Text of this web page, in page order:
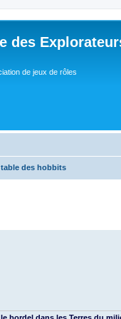
des
de jeux de rôles
des hobbits